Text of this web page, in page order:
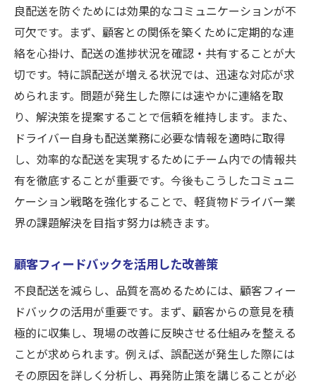
良配送を防ぐためには効果的なコミュニケーションが不
可欠です。まず、顧客との関係を築くために定期的な連
絡を心掛け、配送の進捗状況を確認・共有することが大
切です。特に誤配送が増える状況では、迅速な対応が求
められます。問題が発生した際には速やかに連絡を取
り、解決策を提案することで信頼を維持します。また、
ドライバー自身も配送業務に必要な情報を適時に取得
し、効率的な配送を実現するためにチーム内での情報共
有を徹底することが重要です。今後もこうしたコミュニ
ケーション戦略を強化することで、軽貨物ドライバー業
界の課題解決を目指す努力は続きます。
顧客フィードバックを活用した改善策
不良配送を減らし、品質を高めるためには、顧客フィー
ドバックの活用が重要です。まず、顧客からの意見を積
極的に収集し、現場の改善に反映させる仕組みを整える
ことが求められます。例えば、誤配送が発生した際には
その原因を詳しく分析し、再発防止策を講じることが必